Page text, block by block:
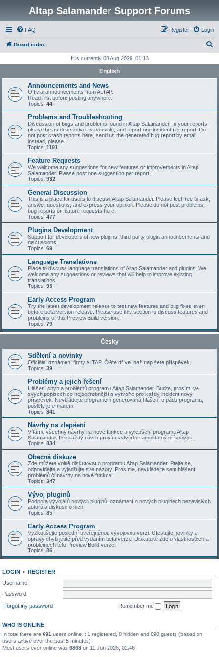
Altap Salamander Support Forums
FAQ Login
Register
Board index
r
It is currently 08 Aug 2026, 01:13
English
Announcements and News
Official announcements from ALTAP.
Read first before posting anywhere.
Topics: 44
Problems and Troubleshooting
Discussion of bugs and problems found in Altap Salamander. In your reports,
please be as descriptive as possible, and report one incident per report. Do
not post crash reports here, send us the generated bug report by email
instead, please.
Topics: 1191
Feature Requests
We welcome any suggestions for new features or improvements in Altap
Salamander. Please post one suggestion per report.
Topics: 932
General Discussion
This is a place for users to discuss Altap Salamander. Please feel free to ask,
answer questions, and express your opinion. Please do not post problems,
bug reports or feature requests here.
Topics: 477
Plugins Development
Support for developers of new plugins, third-party plugin announcements and
discussions.
Topics: 69
Language Translations
Place to discuss language translations of Altap Salamander and plugins. We
welcome any suggestions or reviews that will help to improve existing
translations.
Topics: 93
Early Access Program
Try the latest development release to test new features and bug fixes even
before beta version release. Please use this section to discuss features and
problems of this Preview Build version.
Topics: 79
Česky
Sdělení a novinky
Oficiální oznámení firmy ALTAP. Čtěte dříve, než napíšete příspěvek.
Topics: 39
Problémy a jejich řešení
Hlášení chyb a problémů programu Altap Salamander. Buďte, prosím, ve
svých popisech co nejpodrobnější a vytvořte pro každý incident nový
příspěvek. Nevkládejte programem generovaná hlášení o pádu programu,
pošlete je e-mailem.
Topics: 841
Návrhy na zlepšení
Vítáme všechny návrhy na nové funkce a vylepšení programu Altap
Salamander. Pro každý návrh prosím vytvořte samostatný příspěvek.
Topics: 834
Obecná diskuze
Zde můžete volně diskutovat o programu Altap Salamander. Ptejte se,
odpovídejte a vyjadřujte své názory. Prosíme, nevkládejte sem hlášení
problémů či návrhy na nové funkce.
Topics: 347
Vývoj pluginů
Podpora vývojářů nových pluginů, oznámení o nových pluginech nezávislých
autorů a diskuse o nich.
Topics: 85
Early Access Program
Vyzkoušejte poslední uveřejněnou vývojovou verzi. Otestujte novinky a
opravy chyb ještě před vydáním beta verze. Diskutujte zde o vlastnostech a
problémech této Preview Build verze.
Topics: 86
LOGIN • REGISTER
Username:
Password:
I forgot my password
Remember me
WHO IS ONLINE
In total there are 691 users online :: 1 registered, 0 hidden and 690 guests (based on
users active over the past 5 minutes)
Most users ever online was 6868 on 11 Jun 2026, 02:46